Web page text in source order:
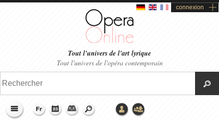
connexion
Tout l'univers de l'art lyrique
Tout l'univers de l'opéra contemporain